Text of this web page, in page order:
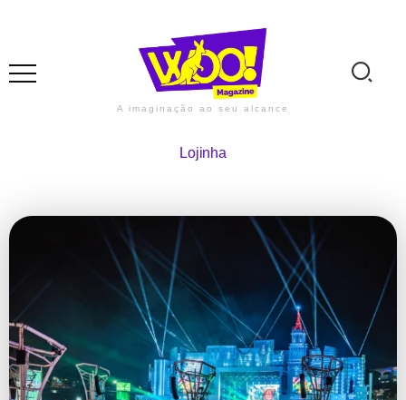
A imaginação ao seu alcance
Lojinha